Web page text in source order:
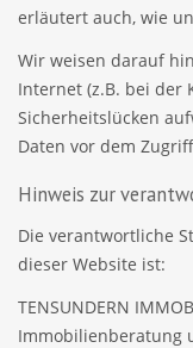
erläutert auch, wie
Wir weisen darauf
Internet (z.B. bei der
Sicherheitslücken
Daten vor dem
Hinweis zur
Die verantwortliche
dieser Website ist:
TENSUNDERN
Immobilienberatung